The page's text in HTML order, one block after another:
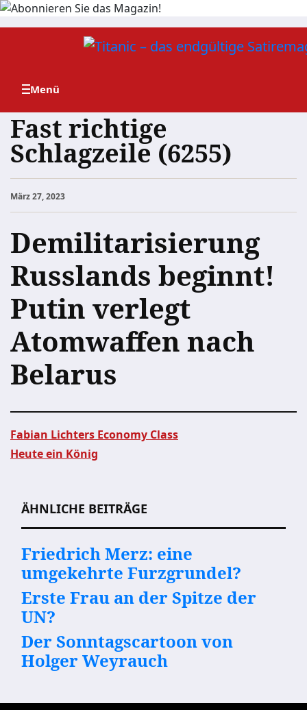
Zum
Fast richtige
Schlagzeile (6255)
März 27, 2023
Demilitarisierung
Russlands beginnt!
Putin verlegt
Atomwaffen nach
Belarus
Fabian Lichters Economy Class
Heute ein König
ÄHNLICHE BEITRÄGE
Friedrich Merz: eine
umgekehrte Furzgrundel?
Erste Frau an der Spitze der
UN?
Der Sonntagscartoon von
Holger Weyrauch